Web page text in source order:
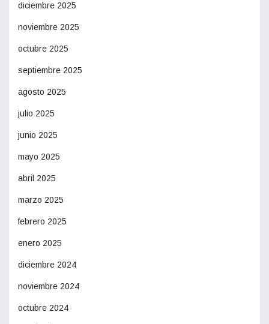
diciembre 2025
noviembre 2025
octubre 2025
septiembre 2025
agosto 2025
julio 2025
junio 2025
mayo 2025
abril 2025
marzo 2025
febrero 2025
enero 2025
diciembre 2024
noviembre 2024
octubre 2024